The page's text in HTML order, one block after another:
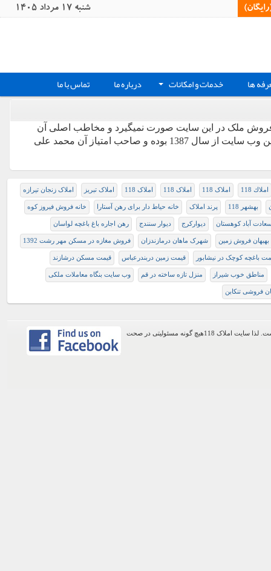
شنبه 17 مرداد 1405
ها + خدمات و امکانات درباره ما تماس با ما
خرید و فروش ملک در این سایت صورت نمیگیرد و مخاطب اصلی آن
فروشندگان و خریداران ملک بوده و مستفیما با یکدیگر ارتباط برقرار میکنند. تاسیس این وب سایت از سال 1387 بوده و صاحب امتیاز آن محمد علی
املاك 118 املاک 118 املاک 118 املاک 118 املاک تبریز املاک زنجان تیرازه
بهشهر 118 پرند املاک خانه حیاط دار برای رهن آستارا خانه فروش فیروز کوه
آباد کوهستان ديوارکرج دیوار سنندج رهن اجاره باغ باغچه لواسان
فروش زمین شهرک ماهان درمازندزان فروش مغازه در مسکن مهر رشت 1392
باغچه کوچک در نیشابور قیمت زمین دربندرعباس قیمت مسکن درشازند
مناطق خوب شیراز منزل تازه ساخته در قم وب سایت بنگاه معاملات ملکی
فروشی تنکابن
اطلاعات موجود در این وب سایت از طریق کاربران عمومی سایت ثبت شده است. لذا سایت املاک 118هیچ گونه مسئولیتی در صحت